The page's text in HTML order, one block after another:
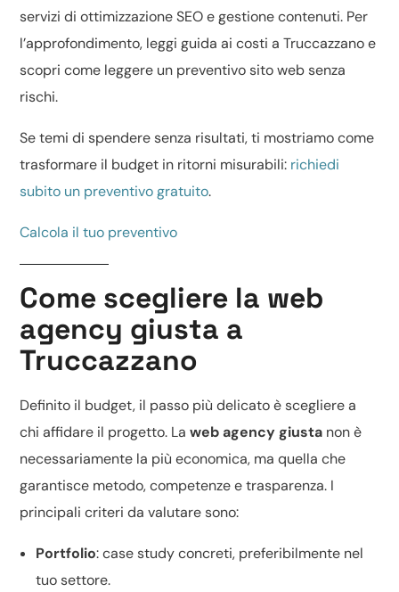
servizi diottimizzazione SEOe gestione contenuti. Per
l’approfondimento, leggiguida ai costi a Truccazzanoe
scopri come leggere un preventivo sito websenza
rischi.
Se temi di spendere senza risultati, ti mostriamo come
trasformare il budget in ritorni misurabili: richiedi
subito un preventivo gratuito.
Calcola il tuo preventivo
Come scegliere la web
agency giusta a
Truccazzano
Definito il budget, il passo più delicato è scegliere a
chi affidare il progetto. Laweb agency giusta non è
necessariamente la più economica, ma quella che
garantisce metodo, competenze e trasparenza. I
principali criteri da valutare sono:
Portfolio: case study concreti, preferibilmente nel
tuo settore.